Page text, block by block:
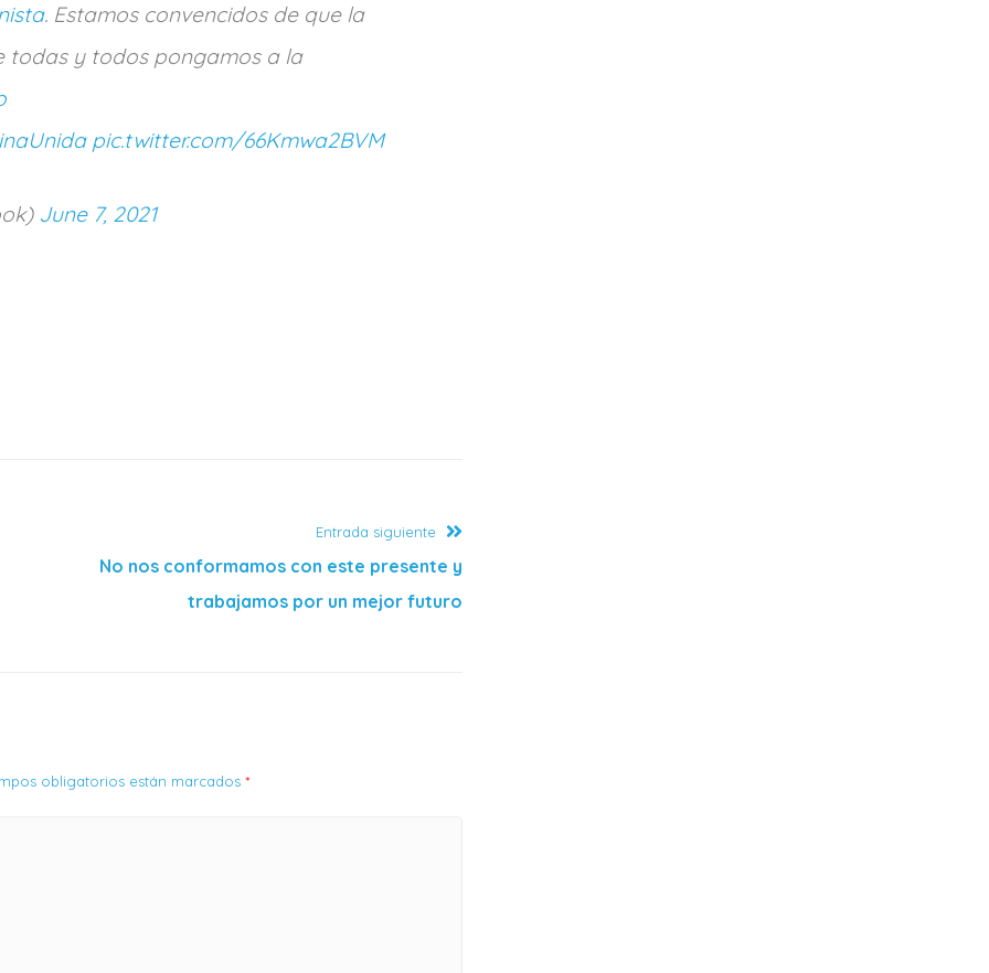
. Estamos convencidos de que la
todas y todos pongamos a la
pic.twitter.com/66Kmwa2BVM
June 7, 2021
Entrada siguiente
No nos conformamos con este presente y
trabajamos por un mejor futuro
obligatorios están marcados *